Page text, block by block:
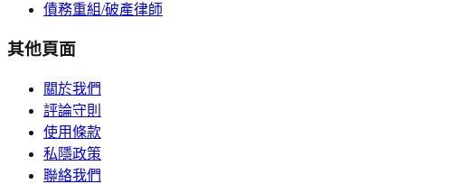
債務重組/破產律師
其他頁面
關於我們
評論守則
使用條款
私隱政策
聯絡我們